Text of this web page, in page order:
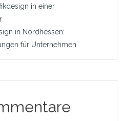
in einer
in Nordhessen:
für Unternehmen